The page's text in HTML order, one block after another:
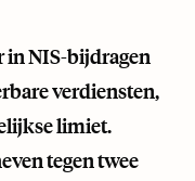
in NIS-bijdragen
verdiensten,
limiet.
tegen twee